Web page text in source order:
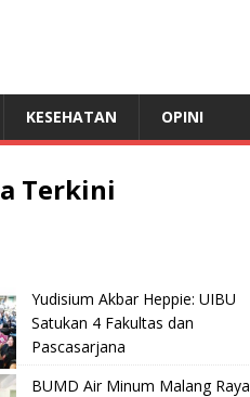
KESEHATAN OPINI
Terkini
Yudisium Akbar Heppie: UIBU
Satukan 4 Fakultas dan
Pascasarjana
BUMD Air Minum Malang Raya